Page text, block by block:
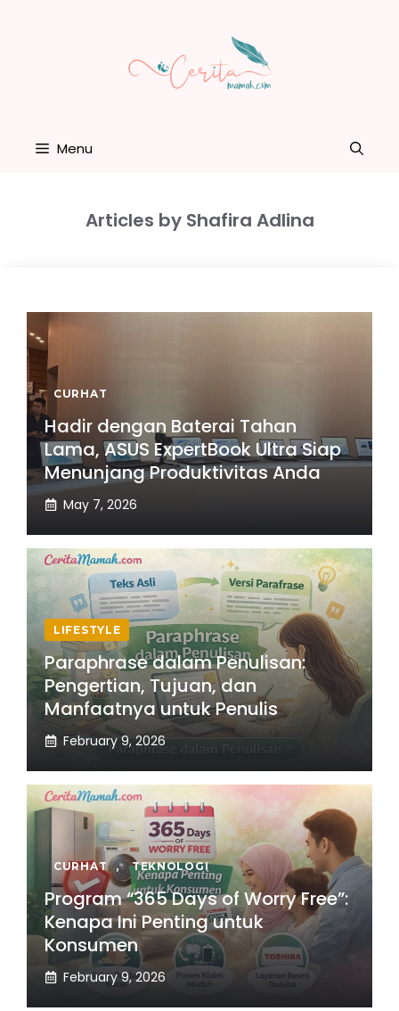
Menu
Articles by Shafira Adlina
CURHAT
Hadir dengan Baterai Tahan
Lama, ASUS ExpertBook Ultra Siap
Menunjang Produktivitas Anda
May 7, 2026
LIFESTYLE
Paraphrase dalam Penulisan:
Pengertian, Tujuan, dan
Manfaatnya untuk Penulis
February 9, 2026
CURHAT , TEKNOLOGI
Program “365 Days of Worry Free”:
Kenapa Ini Penting untuk
Konsumen
February 9, 2026